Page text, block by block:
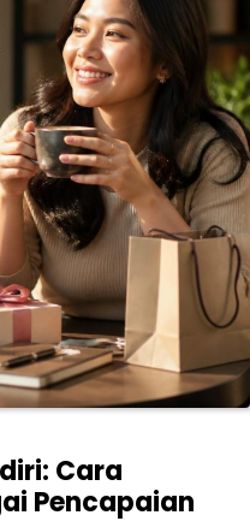
Cara
Pencapaian